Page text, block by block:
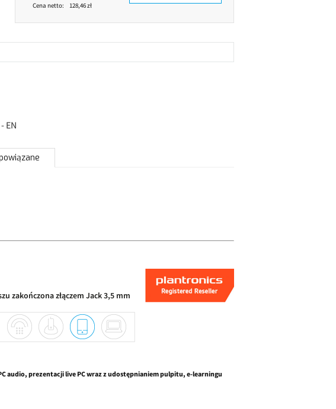
Cena netto: 128,46 zł
EN
zakończona złączem Jack 3,5 mm
audio, prezentacji live PC wraz z udostępnianiem pulpitu, e-learningu